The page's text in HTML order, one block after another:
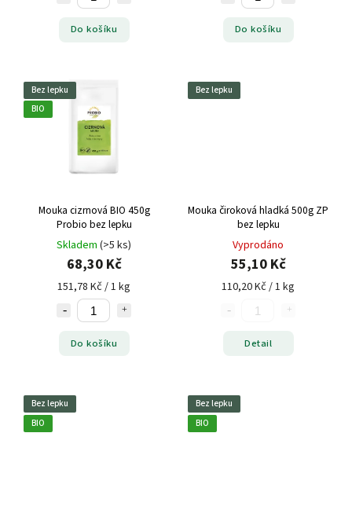
Do košíku Do košíku
Bez lepku
BIO
Mouka cizrnová BIO 450g
Probio bez lepku
Skladem (>5 ks)
68,30 Kč
151,78 Kč / 1 kg
Do košíku
Bez lepku
Mouka čiroková hladká 500g ZP
bez lepku
Vyprodáno
55,10 Kč
110,20 Kč / 1 kg
Detail
Bez lepku
BIO
Bez lepku
BIO